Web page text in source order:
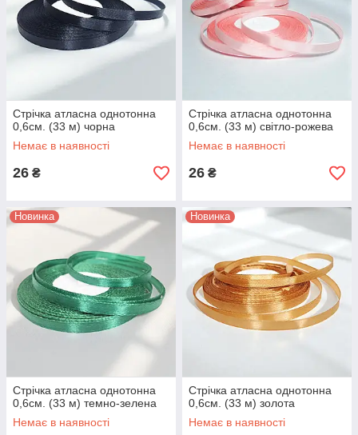
Стрічка атласна однотонна
0,6см. (33 м) чорна
Немає в наявності
26 ₴
Стрічка атласна однотонна
0,6см. (33 м) світло-рожева
Немає в наявності
26 ₴
Новинка
Стрічка атласна однотонна
0,6см. (33 м) темно-зелена
Немає в наявності
Новинка
Стрічка атласна однотонна
0,6см. (33 м) золота
Немає в наявності